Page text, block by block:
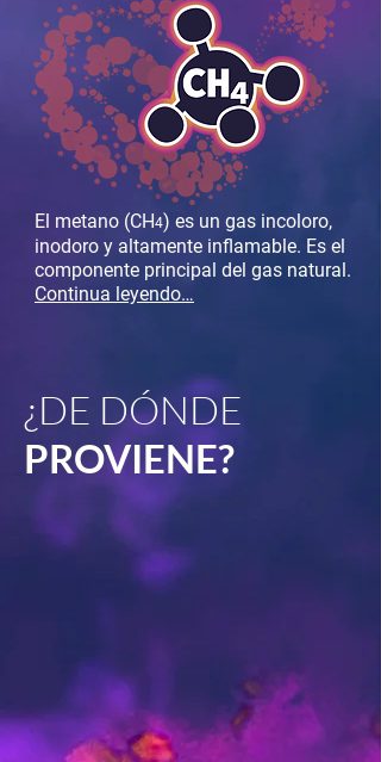
El metano (CH4) es un gas incoloro,
inodoro y altamente inflamable. Es el
componente principal del gas natural.
Continua leyendo…
¿DE DÓNDE
PROVIENE?